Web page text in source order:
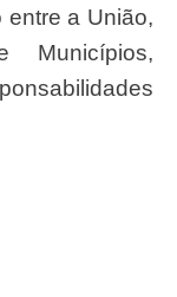
entre a União,
Municípios,